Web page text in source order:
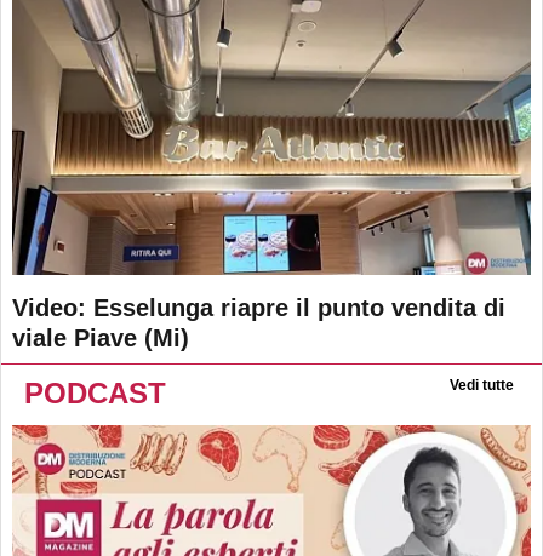
Video: Esselunga riapre il punto vendita di
viale Piave (Mi)
PODCAST Vedi tutte